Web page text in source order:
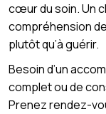
cœur du soin. Un
compréhension
plutôt qu’à guérir.
Besoin d’un
complet ou de
Prenez rendez-